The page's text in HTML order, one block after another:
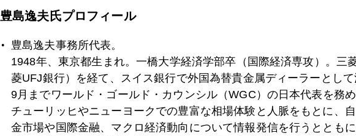
2011年12月15日 劇場のシンドローム 金急落の真相
2011年12月14日 金下落加速中
豊島逸夫氏プロフィール
豊島逸夫事務所代表。
1948年、東京都生まれ。一橋大学経済学部卒（国際経済専攻）。三
菱UFJ銀行）を経て、スイス銀行で外国為替貴金属ディーラーとし
9月までワールド・ゴールド・カウンシル（WGC）の日本代表を務
チューリッヒやニューヨークでの豊富な相場体験と人脈をもとに、
金市場や国際金融、マクロ経済動向について情報発信を行うととも